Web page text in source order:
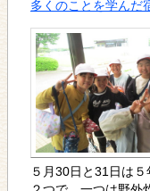
多くのことを学んだ
５月30日と31日は